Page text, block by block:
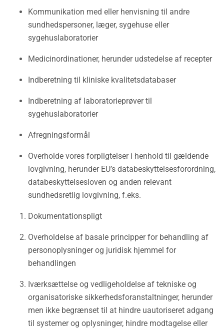
Kommunikation med eller henvisning til andre
sundhedspersoner, læger, sygehuse eller
sygehuslaboratorier
Medicinordinationer, herunder udstedelse af recepter
Indberetning til kliniske kvalitetsdatabaser
Indberetning af laboratorieprøver til
sygehuslaboratorier
Afregningsformål
Overholde vores forpligtelser i henhold til gældende
lovgivning, herunder EU’s databeskyttelsesforordning,
databeskyttelsesloven og anden relevant
sundhedsretlig lovgivning, f.eks.
Dokumentationspligt
Overholdelse af basale principper for behandling af
personoplysninger og juridisk hjemmel for
behandlingen
Iværksættelse og vedligeholdelse af tekniske og
organisatoriske sikkerhedsforanstaltninger, herunder
men ikke begrænset til at hindre uautoriseret adgang
til systemer og oplysninger, hindre modtagelse eller